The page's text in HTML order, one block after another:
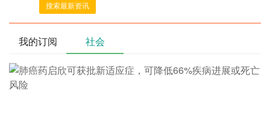
搜索最新资讯
我的订阅 社会